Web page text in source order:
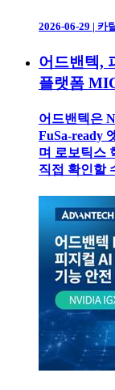
2026-06-29 | 카
어드밴텍,
플랫폼
어드밴텍은
FuSa-ready
며 로보틱스
직접 확인할